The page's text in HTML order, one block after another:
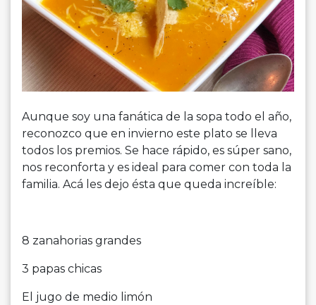
Aunque soy una fanática de la sopa todo el año,
reconozco que en invierno este plato se lleva
todos los premios. Se hace rápido, es súper sano,
nos reconforta y es ideal para comer con toda la
familia. Acá les dejo ésta que queda increíble:
8 zanahorias grandes
3 papas chicas
El jugo de medio limón